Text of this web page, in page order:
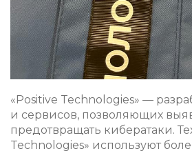
«Positive Technologies» —
и сервисов, позволяющих
предотвращать кибератаки.
Technologies» используют